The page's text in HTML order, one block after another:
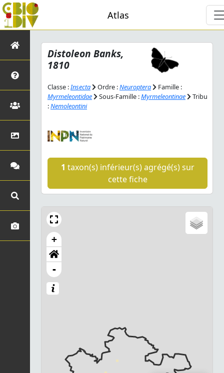
Atlas
Distoleon Banks,
1810
Classe :Insecta Ordre :Neuroptera
Famille :
Myrmeleontidae
Sous-Famille :Myrmeleontinae
Tribu
:Nemoleontini
1 taxon(s) inférieur(s) agrégé(s) sur
cette fiche
+
-